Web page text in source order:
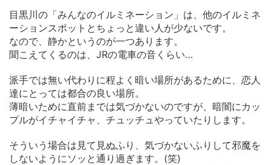
目黒川の「みんなのイルミネーション」は、他のイルミネ
ーションスポットとちょっと違い人が少ないです。
なので、静かというのが一つあります。
聞こえてくるのは、JRの電車の音くらい…
派手では無い代わりに程よく暗い場所があるために、恋人
達にとっては都合の良い場所。
薄暗いために直前までは気づかないのですが、暗闇にカッ
プルがイチャイチャ、チュッチュやっていたりします。
そういう場合は見て見ぬふり、気づかないふりして邪魔を
しないようにソッと通り過ぎます。(笑)